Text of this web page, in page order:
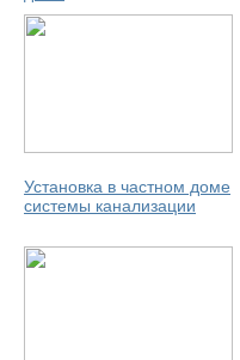
Установка в частном доме
системы канализации